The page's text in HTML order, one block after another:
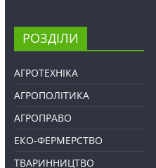
РОЗДІЛИ
АГРОТЕХНІКА
АГРОПОЛІТИКА
АГРОПРАВО
ЕКО-ФЕРМЕРСТВО
ТВАРИННИЦТВО